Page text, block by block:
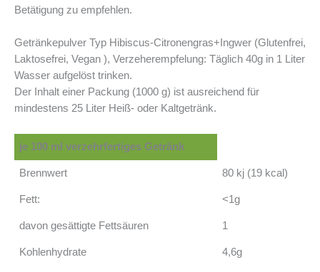
Betätigung zu empfehlen.
Getränkepulver Typ Hibiscus-Citronengras+Ingwer (Glutenfrei,
Laktosefrei, Vegan ), Verzeherempfelung: Täglich 40g in 1 Liter
Wasser aufgelöst trinken.
Der Inhalt einer Packung (1000 g) ist ausreichend für
mindestens 25 Liter Heiß- oder Kaltgetränk.
je 100 ml verzehrfertiges Getränk
Brennwert 80 kj (19 kcal)
Fett: <1g
davon gesättigte Fettsäuren 1
Kohlenhydrate 4,6g